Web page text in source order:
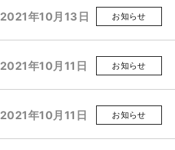
2021年10月13日 お知らせ
2021年10月11日 お知らせ
2021年10月11日 お知らせ